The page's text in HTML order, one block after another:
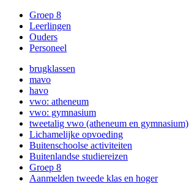
Groep 8
Leerlingen
Ouders
Personeel
brugklassen
mavo
havo
vwo: atheneum
vwo: gymnasium
tweetalig vwo (atheneum en gymnasium)
Lichamelijke opvoeding
Buitenschoolse activiteiten
Buitenlandse studiereizen
Groep 8
Aanmelden tweede klas en hoger